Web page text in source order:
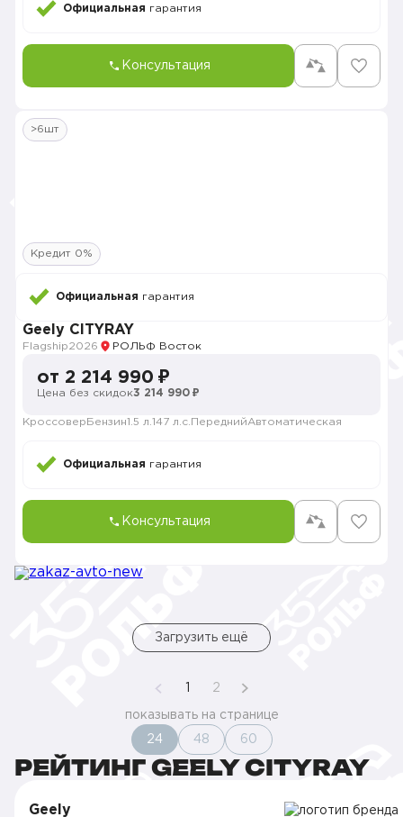
Официальная гарантия
Консультация
>6шт
Кредит 0%
Официальная гарантия
Geely CITYRAY
Flagship2026 РОЛЬФ Восток
от 2 214 990 ₽
Цена без скидок3 214 990 ₽
Кроссовер Бензин1.5 л. 147 л.с. ПереднийАвтоматическая
Официальная гарантия
Консультация
Загрузить ещё
2
показывать на странице
24 48 60
РЕЙТИНГ GEELY CITYRAY
Geely